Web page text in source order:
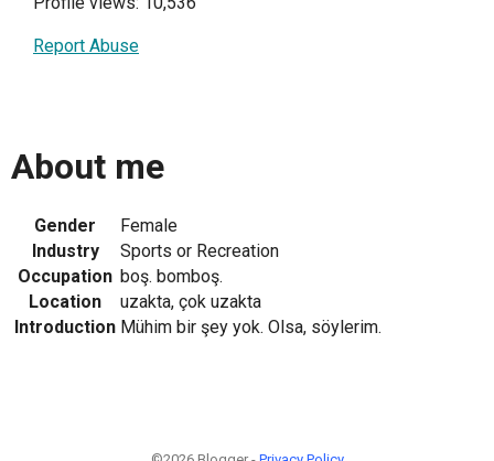
Report Abuse
About me
Gender
Female
Industry
Sports or Recreation
Occupation boş. bomboş.
Location
uzakta, çok uzakta
Introduction Mühim bir şey yok. Olsa, söylerim.